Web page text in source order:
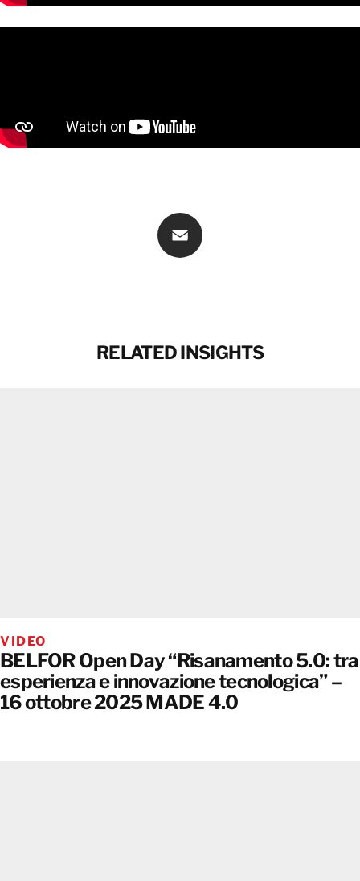
RELATED INSIGHTS
VIDEO
BELFOR Open Day “Risanamento 5.0: tra
esperienza e innovazione tecnologica” –
16 ottobre 2025 MADE 4.0